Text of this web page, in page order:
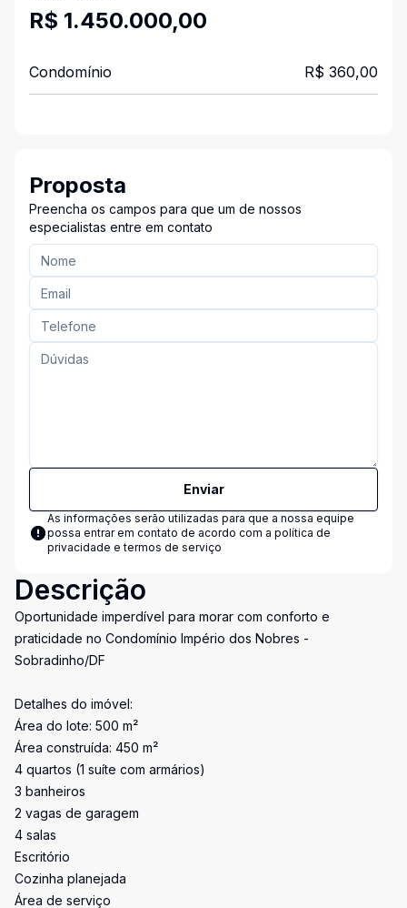
R$ 1.450.000,00
Condomínio R$ 360,00
Proposta
Preencha os campos para que um de nossos
especialistas entre em contato
Enviar
As informações serão utilizadas para que a nossa equipe
possa entrar em contato de acordo com a política de
privacidade e termos de serviço
Descrição
Oportunidade imperdível para morar com conforto e
praticidade no Condomínio Império dos Nobres -
Sobradinho/DF
Detalhes do imóvel:
Área do lote: 500 m²
Área construída: 450 m²
4 quartos (1 suíte com armários)
3 banheiros
2 vagas de garagem
4 salas
Escritório
Cozinha planejada
Área de serviço